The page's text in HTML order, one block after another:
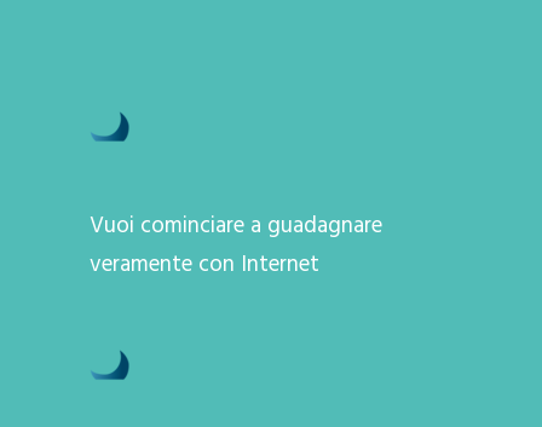
Vuoi cominciare a guadagnare
veramente con Internet